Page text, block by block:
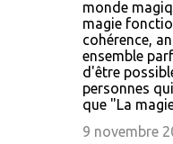
monde
magie
cohérence,
ensemble
d'être
personnes
que "La
9 novembre